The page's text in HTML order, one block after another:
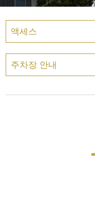
액세스
주차장 안내